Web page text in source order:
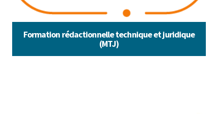
Formation rédactionnelle technique et juridique
(MTJ)